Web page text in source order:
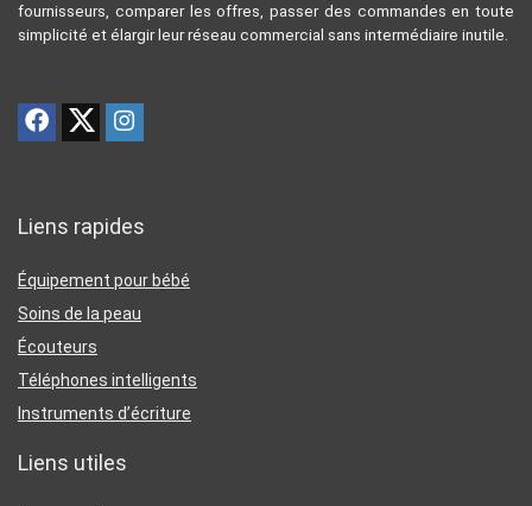
fournisseurs, comparer les offres, passer des commandes en toute
simplicité et élargir leur réseau commercial sans intermédiaire inutile.
Liens rapides
Équipement pour bébé
Soins de la peau
Écouteurs
Téléphones intelligents
Instruments d’écriture
Liens utiles